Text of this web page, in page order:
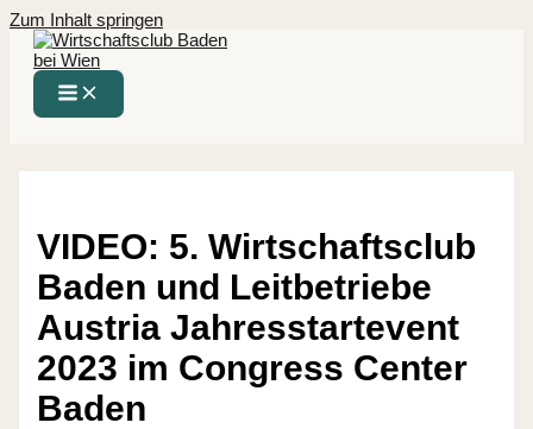
Zum Inhalt springen
VIDEO: 5. Wirtschaftsclub
Baden und Leitbetriebe
Austria Jahresstartevent
2023 im Congress Center
Baden